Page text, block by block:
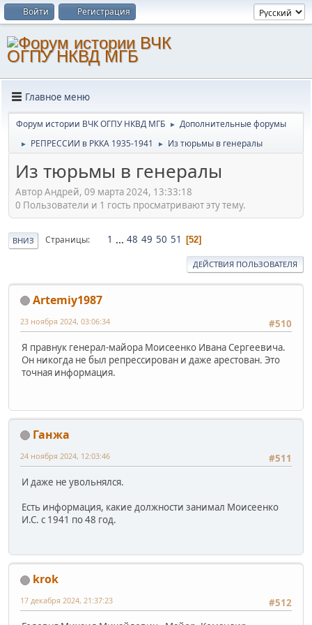
Войти Регистрация
Главное меню
Форум истории ВЧК ОГПУ НКВД МГБ ► Дополнительные форумы
► РЕПРЕССИИ в РККА 1935-1941 ► Из тюрьмы в генералы
Из тюрьмы в генералы
Автор Андрей, 09 марта 2024, 13:33:18
0 Пользователи и 1 гость просматривают эту тему.
ВНИЗ Страницы 1 ... 48 49 50 51 52
ДЕЙСТВИЯ ПОЛЬЗОВАТЕЛЯ
Artemiy1987
#510
23 ноября 2024, 03:06:34
Я правнук генерал-майора Моисеенко Ивана Сергеевича.
Он никогда не был репрессирован и даже арестован. Это
точная информация.
Ганжа
#511
24 ноября 2024, 12:03:46
И даже не увольнялся.
Есть информация, какие должности занимал Моисеенко
И.С. с 1941 по 48 год.
krok
#512
17 декабря 2024, 21:37:23